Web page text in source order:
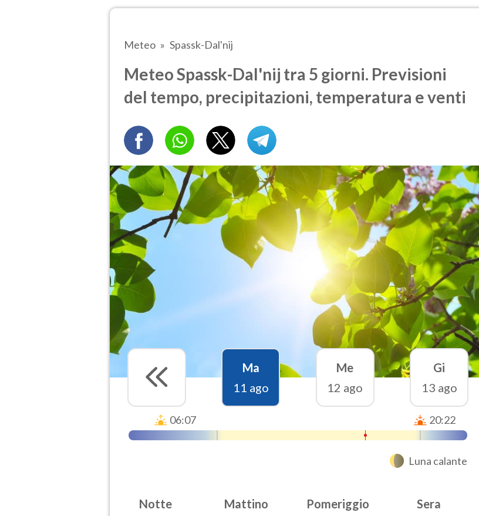
Meteo Spassk-Dal'nij
Meteo Spassk-Dal'nij tra 5 giorni. Previsioni
del tempo, precipitazioni, temperatura e venti
Ma
11 ago
Me
12 ago
Gi
13 ago
06:07 20:22
Luna calante
Notte Mattino Pomeriggio Sera